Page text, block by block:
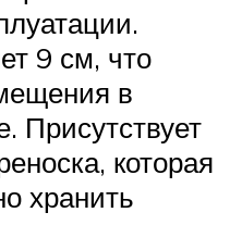
9 см, что
в
Присутствует
которая
хранить